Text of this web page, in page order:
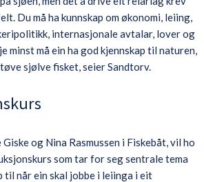
Du må ha kunnskap om økonomi, leiing,
internasjonale avtalar, lover og
minst må ein ha god kjennskap til naturen,
sjølve fisket, seier Sandtorv.
Giske og Nina Rasmussen i Fiskebåt, vil ho
som tar for seg sentrale tema
til når ein skal jobbe i leiinga i eit